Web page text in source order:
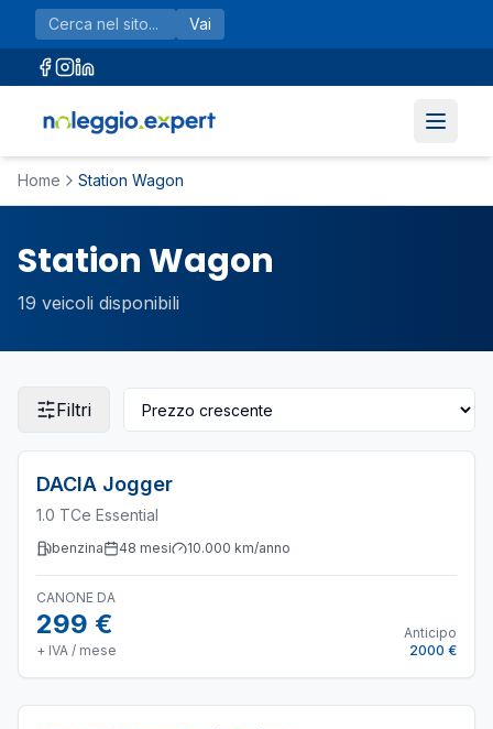
Vai al contenuto principale
Vai
Home Station Wagon
Station Wagon
19 veicoli disponibili
Filtri
DACIA Jogger
1.0 TCe Essential
benzina 48 mesi 10.000 km/anno
CANONE DA
299 €
+ IVA / mese
Anticipo
2000 €